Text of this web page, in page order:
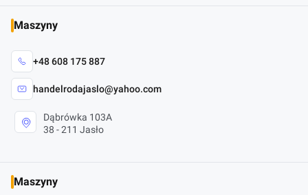
Maszyny
+48 608 175 887
handelrodajaslo@yahoo.com
Dąbrówka 103A
38 - 211 Jasło
Maszyny